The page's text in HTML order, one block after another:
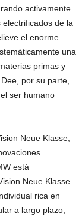
activamente
de la
el enorme
una
primas y
por su parte,
ser humano
Neue Klasse,
está
Neue Klasse
rica en
a largo plazo,